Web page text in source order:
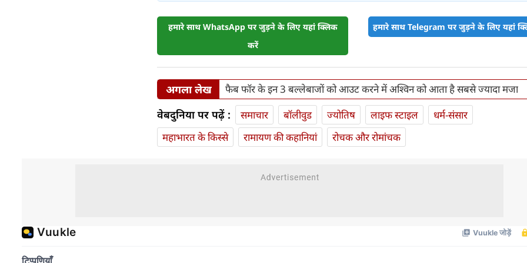
हमारे साथ WhatsApp पर जुड़ने के लिए यहां क्लिक
करें
हमारे साथ Telegram पर जुड़ने के लिए यहां
अगला लेख फैब फॉर के इन 3 बल्लेबाजों को आउट करने में अश्विन को आता है सबसे ज्यादा मजा
वेबदुनिया पर पढ़ें : समाचार बॉलीवुड ज्योतिष लाइफ स्‍टाइल
धर्म-संसार
महाभारत के किस्से
रामायण की कहानियां रोचक और रोमांचक